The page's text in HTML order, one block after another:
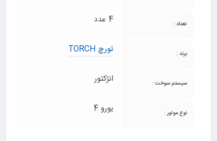
تعداد : 4 عدد
برند : تورچ TORCH
سیستم سوخت : انژکتور
نوع موتور : یورو 4